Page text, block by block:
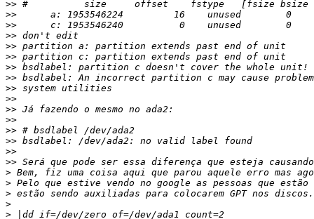
>>
>>
>>
>>
>>
>>
>>
>>
>>
>>
>>
>>
>>
>>
>>
>>
>
>
>
>
>